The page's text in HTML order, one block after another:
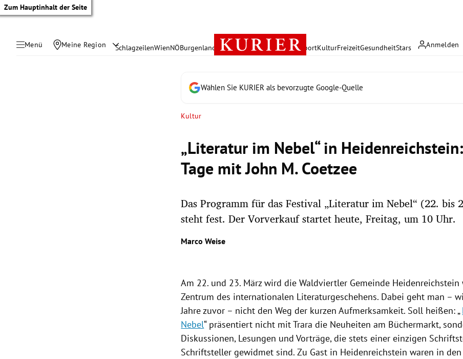
Zum Hauptinhalt der Seite
Menü Meine Region Anmelden
SchlagzeilenWienNÖBurgenland Österreich PolitikWirtschaft SportKulturFreizeitGesundheitStars
Wählen Sie KURIER als bevorzugte Google-Quelle
Kultur
„Literatur im Nebel“ in
Tage mit John M. Coetzee
Das Programm für das Festival „Literatur im Nebel“ (22. bis
steht fest. Der Vorverkauf startet heute, Freitag, um 10 Uhr.
Marco Weise
Am 22. und 23. März wird dieWaldviertler Gemeinde Heidenreichstein
Zentrum des internationalen Literaturgeschehens. Dabei geht man –
Jahre zuvor – nicht den Weg der kurzen Aufmerksamkeit. Soll heißen: „
Nebel“ präsentiert nicht mit Trara die Neuheiten am Büchermarkt,
Diskussionen, Lesungen und Vorträge, die stets einer einzigen
Schriftsteller gewidmet sind. Zu Gast in Heidenreichstein waren in